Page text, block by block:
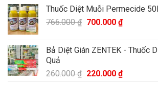
Thuốc Diệt Muỗi Permecide
766.000₫ 700.000 ₫
Bả Diệt Gián ZENTEK - Thuốc
Quả
260.000₫ 220.000 ₫